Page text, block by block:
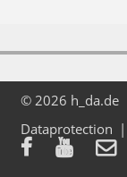
© 2026 h_da.de
Dataprotection
  